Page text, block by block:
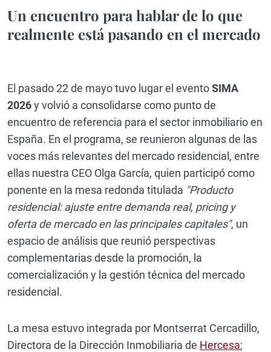
Un encuentro para hablar de lo que
realmente está pasando en el mercado
El pasado 22 de mayo tuvo lugar el eventoSIMA
2026y volvió a consolidarse como punto de
encuentro de referencia para el sector inmobiliario en
España. En el programa, se reunieron algunas de las
voces más relevantes del mercado residencial, entre
ellas nuestra CEO Olga García, quien participó como
ponente en la mesa redonda titulada "Producto
residencial: ajuste entre demanda real, pricing y
oferta de mercado en las principales capitales", un
espacio de análisis que reunió perspectivas
complementarias desde la promoción, la
comercialización y la gestión técnica del mercado
residencial.
La mesa estuvo integrada por Montserrat Cercadillo,
Directora de la Dirección Inmobiliaria de Hercesa;